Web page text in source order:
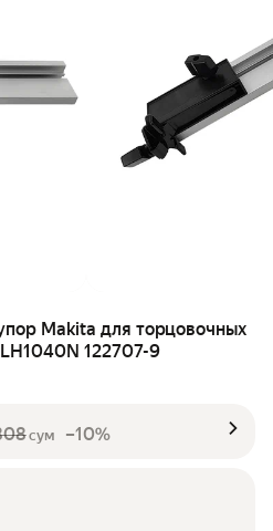
Makita для торцовочных
122707-9
сум –10%